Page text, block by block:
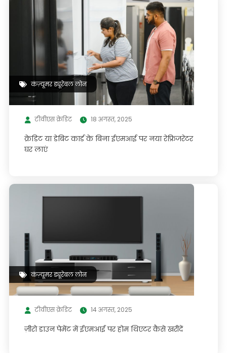
कंज़्यूमर ड्यूरेबल लोन
टीवीएस क्रेडिट 18 अगस्त, 2025
क्रेडिट या डेबिट कार्ड के बिना ईएमआई पर नया रेफ्रिजरेटर
घर लाएं
कंज़्यूमर ड्यूरेबल लोन
टीवीएस क्रेडिट 14 अगस्त, 2025
ज़ीरो डाउन पेमेंट में ईएमआई पर होम थिएटर कैसे खरीदें